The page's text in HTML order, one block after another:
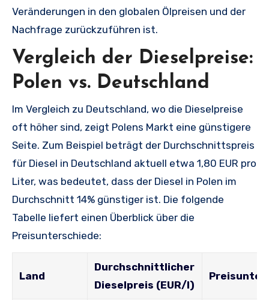
Veränderungen in den globalen Ölpreisen und der
Nachfrage zurückzuführen ist.
Vergleich der Dieselpreise:
Polen vs. Deutschland
Im Vergleich zu Deutschland, wo die Dieselpreise
oft höher sind, zeigt Polens Markt eine günstigere
Seite. Zum Beispiel beträgt der Durchschnittspreis
für Diesel in Deutschland aktuell etwa 1,80 EUR pro
Liter, was bedeutet, dass der Diesel in Polen im
Durchschnitt 14% günstiger ist. Die folgende
Tabelle liefert einen Überblick über die
Preisunterschiede:
Land
Durchschnittlicher
Dieselpreis (EUR/l)